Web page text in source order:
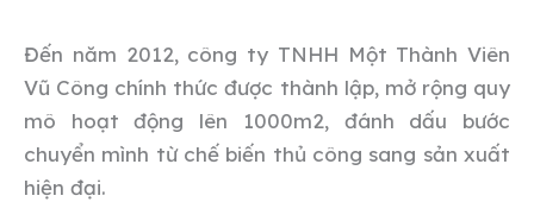
Đến năm 2012, công ty TNHH Một Thành Viên
Vũ Công chính thức được thành lập, mở rộng quy
mô hoạt động lên 1000m2, đánh dấu bước
chuyển mình từ chế biến thủ công sang sản xuất
hiện đại.